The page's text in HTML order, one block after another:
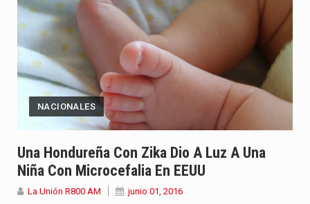
NACIONALES
Una Hondureña Con Zika Dio A Luz A Una
Niña Con Microcefalia En EEUU
La Unión R800 AM junio 01, 2016